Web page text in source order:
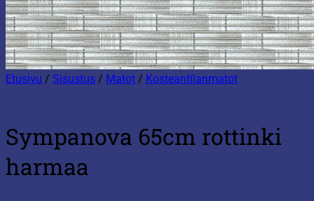
Etusivu / Sisustus / Matot / Kosteantilanmatot
Sympanova 65cm rottinki
harmaa